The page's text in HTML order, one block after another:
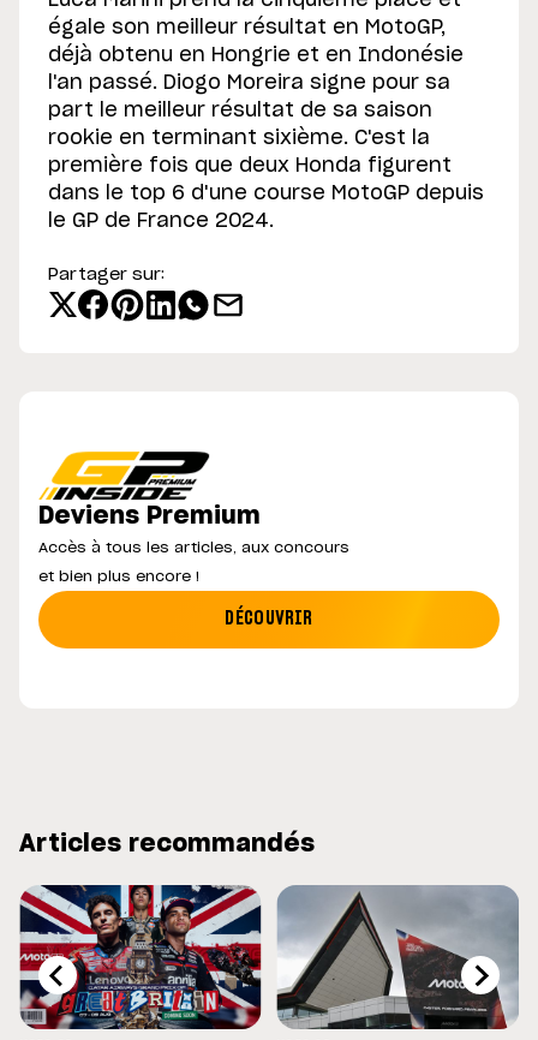
égale son meilleur résultat en MotoGP,
déjà obtenu en Hongrie et en Indonésie
l'an passé. Diogo Moreira signe pour sa
part le meilleur résultat de sa saison
rookie en terminant sixième. C'est la
première fois que deux Honda figurent
dans le top 6 d'une course MotoGP depuis
le GP de France 2024.
Partager sur:
Deviens Premium
Accès à tous les articles, aux concours
et bien plus encore !
DÉCOUVRIR
Articles recommandés